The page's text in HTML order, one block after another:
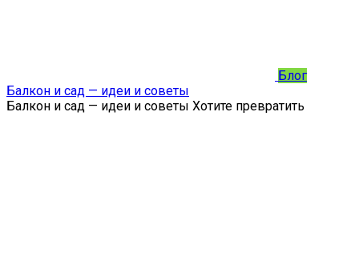
Блог
Балкон и сад — идеи и советы
Балкон и сад — идеи и советы Хотите превратить